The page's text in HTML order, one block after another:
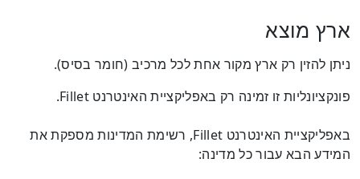
ארץ מוצא
ניתן להזין רק ארץ מקור אחת לכל מרכיב (חומר בסיס).
פונקציונליות זו זמינה רק באפליקציית האינטרנט Fillet.
באפליקציית האינטרנט Fillet, רשימת המדינות מספקת את
המידע הבא עבור כל מדינה: